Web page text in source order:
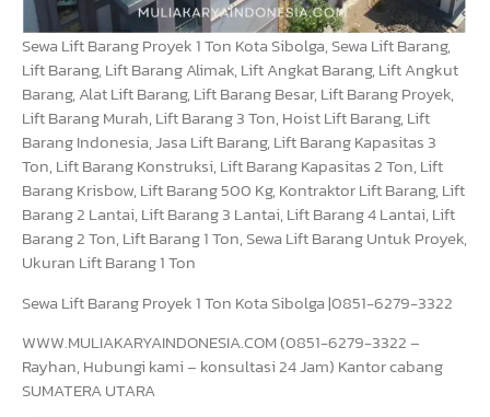
Sewa Lift Barang Proyek 1 Ton Kota Sibolga, Sewa Lift Barang,
Lift Barang, Lift Barang Alimak, Lift Angkat Barang, Lift Angkut
Barang, Alat Lift Barang, Lift Barang Besar, Lift Barang Proyek,
Lift Barang Murah, Lift Barang 3 Ton, Hoist Lift Barang, Lift
Barang Indonesia, Jasa Lift Barang, Lift Barang Kapasitas 3
Ton, Lift Barang Konstruksi, Lift Barang Kapasitas 2 Ton, Lift
Barang Krisbow, Lift Barang 500 Kg, Kontraktor Lift Barang, Lift
Barang 2 Lantai, Lift Barang 3 Lantai, Lift Barang 4 Lantai, Lift
Barang 2 Ton, Lift Barang 1 Ton, Sewa Lift Barang Untuk Proyek,
Ukuran Lift Barang 1 Ton
Sewa Lift Barang Proyek 1 Ton Kota Sibolga |0851-6279-3322
WWW.MULIAKARYAINDONESIA.COM (0851-6279-3322 –
Rayhan, Hubungi kami – konsultasi 24 Jam) Kantor cabang
SUMATERA UTARA